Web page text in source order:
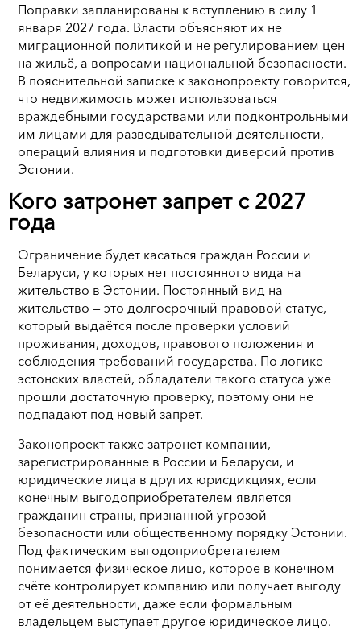
Поправки запланированы к вступлению в силу 1
января 2027 года. Власти объясняют их не
миграционной политикой и не регулированием цен
на жильё, а вопросами национальной безопасности.
В пояснительной записке к законопроекту говорится,
что недвижимость может использоваться
враждебными государствами или подконтрольными
им лицами для разведывательной деятельности,
операций влияния и подготовки диверсий против
Эстонии.
Кого затронет запрет с 2027
года
Ограничение будет касаться граждан России и
Беларуси, у которых нет постоянного вида на
жительство в Эстонии. Постоянный вид на
жительство — это долгосрочный правовой статус,
который выдаётся после проверки условий
проживания, доходов, правового положения и
соблюдения требований государства. По логике
эстонских властей, обладатели такого статуса уже
прошли достаточную проверку, поэтому они не
подпадают под новый запрет.
Законопроект также затронет компании,
зарегистрированные в России и Беларуси, и
юридические лица в других юрисдикциях, если
конечным выгодоприобретателем является
гражданин страны, признанной угрозой
безопасности или общественному порядку Эстонии.
Под фактическим выгодоприобретателем
понимается физическое лицо, которое в конечном
счёте контролирует компанию или получает выгоду
от её деятельности, даже если формальным
владельцем выступает другое юридическое лицо.